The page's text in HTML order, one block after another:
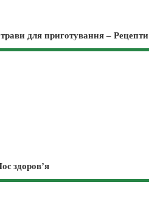
для приготування – Рецепти
здоров’я